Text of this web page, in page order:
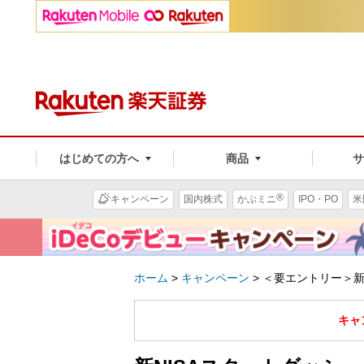
はじめての方へ 商品
キャンペーン 国内株式 かぶミニ® IPO・PO
ホーム > キャンペーン > ＜要エントリー＞
キャ